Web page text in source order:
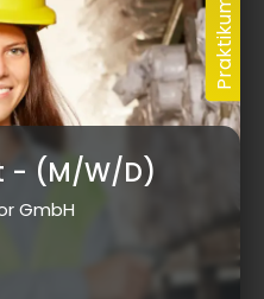
- (M/W/D)
GmbH